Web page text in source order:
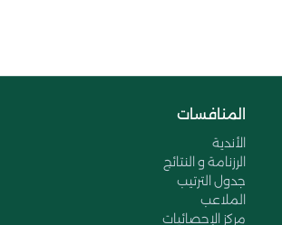
المنافسات
الأندية
الرزنامة و النتائج
جدول الترتيب
الملاعب
مركز الإحصائيات